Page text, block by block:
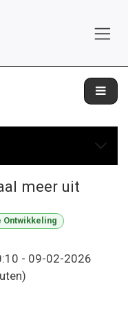
meer uit
- 09-02-2026
)